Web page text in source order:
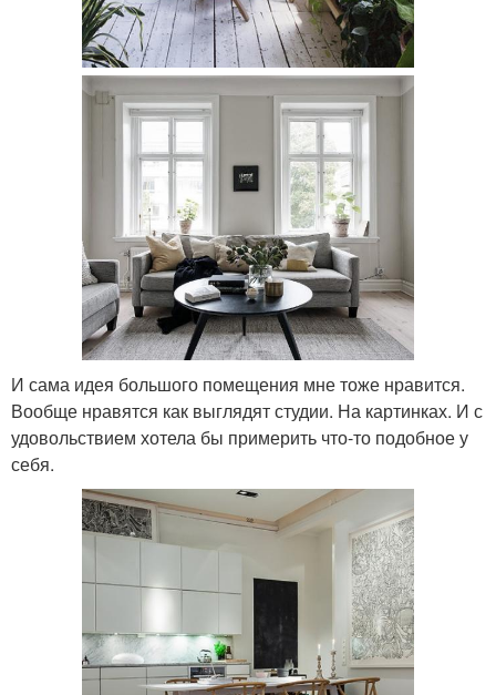
И сама идея большого помещения мне тоже нравится.
Вообще нравятся как выглядят студии. На картинках. И с
удовольствием хотела бы примерить что-то подобное у
себя.